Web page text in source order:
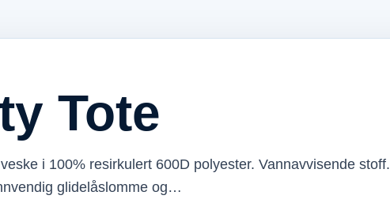
Tote
i 100% resirkulert 600D polyester. Vannavvisende stoff.
glidelåslomme og…